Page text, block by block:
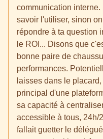
communication
savoir l'utiliser, sinon
répondre à ta question
le ROI... Disons que
bonne paire de
performances.
laisses dans le
principal d'une
sa capacité à
accessible à tous, 24h/
fallait guetter le